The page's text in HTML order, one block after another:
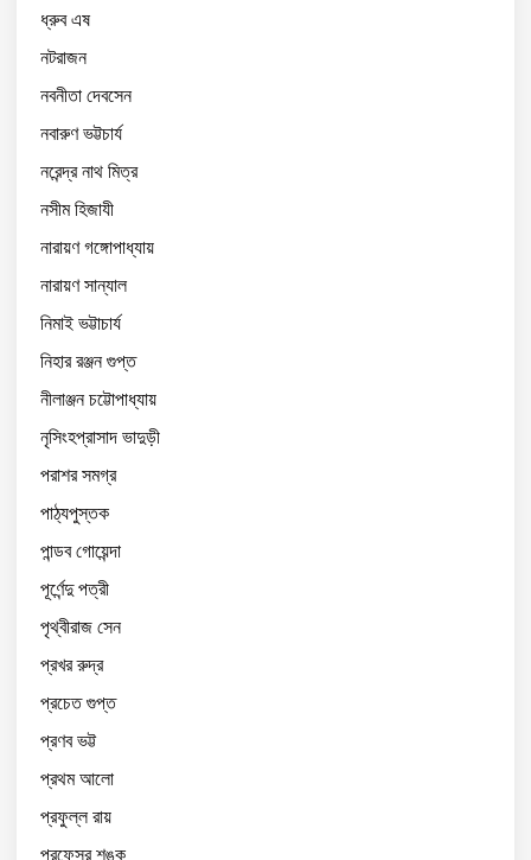
ধ্রুব এষ
নটরাজন
নবনীতা দেবসেন
নবারুণ ভট্টচার্য
নরেন্দ্র নাথ মিত্র
নসীম হিজাযী
নারায়ণ গঙ্গোপাধ্যায়
নারায়ণ সান্যাল
নিমাই ভট্টাচার্য
নিহার রঞ্জন গুপ্ত
নীলাঞ্জন চট্টোপাধ্যায়
নৃসিংহপ্রাসাদ ভাদুড়ী
পরাশর সমগ্র
পাঠ্যপুস্তক
পান্ডব গোয়েন্দা
পূর্ণেন্দু পত্রী
পৃথ্বীরাজ সেন
প্রখর রুদ্র
প্রচেত গুপ্ত
প্রণব ভট্ট
প্রথম আলো
প্রফুল্ল রায়
প্রফেসর শঙ্কু